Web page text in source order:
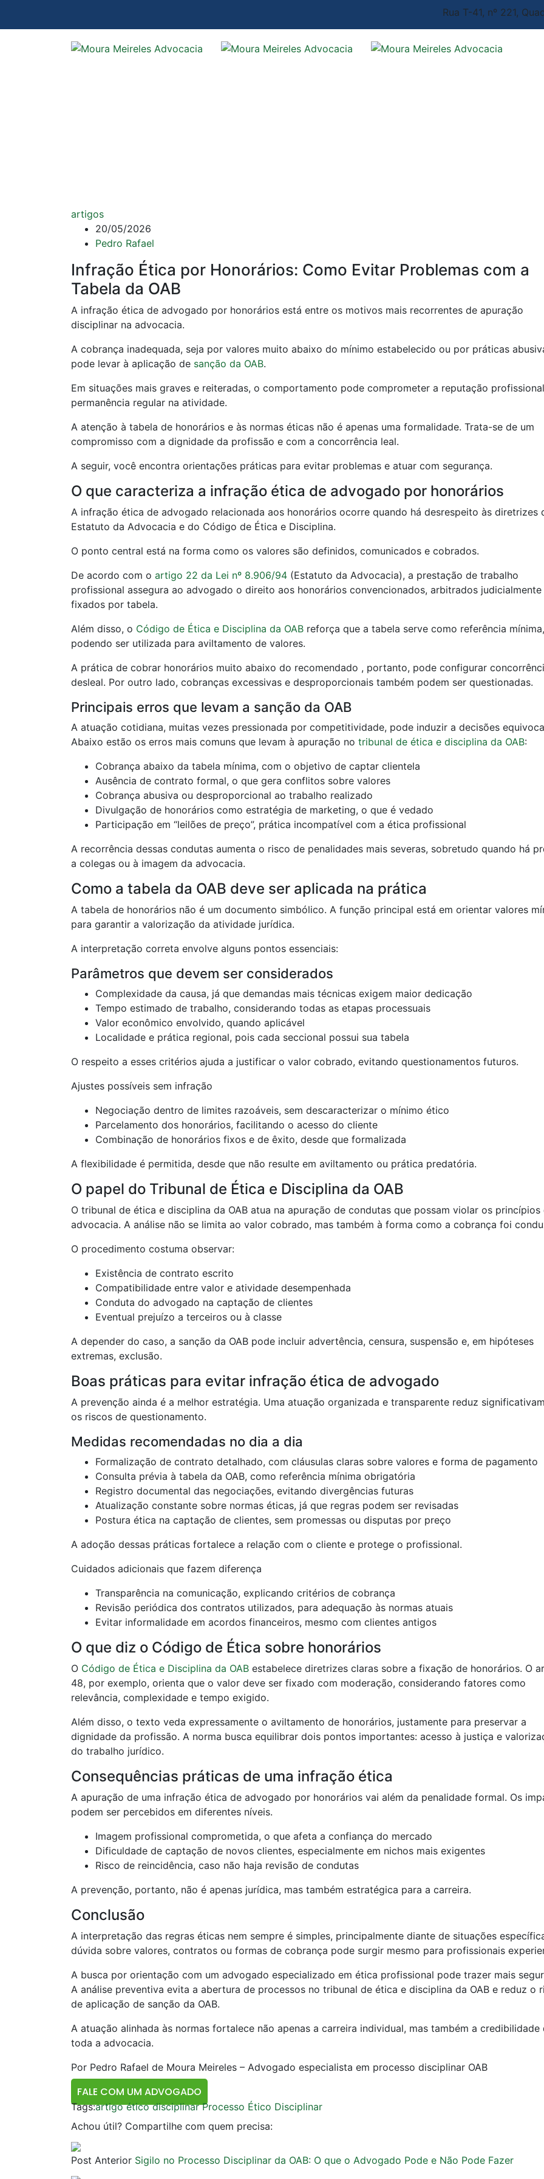
Rua T-41, nº 221,
artigos
20/05/2026
Pedro Rafael
Infração Ética por Honorários: Como Evitar Problemas com a
Tabela da OAB
A infração ética de advogado por honorários está entre os motivos mais recorrentes de apuração
disciplinar na advocacia.
A cobrança inadequada, seja por valores muito abaixo do mínimo estabelecido ou por práticas
pode levar à aplicação de sanção da OAB.
Em situações mais graves e reiteradas, o comportamento pode comprometer a reputação
permanência regular na atividade.
A atenção à tabela de honorários e às normas éticas não é apenas uma formalidade. Trata-se de um
compromisso com a dignidade da profissão e com a concorrência leal.
A seguir, você encontra orientações práticas para evitar problemas e atuar com segurança.
O que caracteriza a infração ética de advogado por honorários
A infração ética de advogado relacionada aos honorários ocorre quando há desrespeito às diretrizes
Estatuto da Advocacia e do Código de Ética e Disciplina.
O ponto central está na forma como os valores são definidos, comunicados e cobrados.
De acordo com o artigo 22 da Lei nº 8.906/94 (Estatuto da Advocacia), a prestação de trabalho
profissional assegura ao advogado o direito aos honorários convencionados, arbitrados judicialmente
fixados por tabela.
Além disso, o Código de Ética e Disciplina da OAB reforça que a tabela serve como referência
podendo ser utilizada para aviltamento de valores.
A prática de cobrar honorários muito abaixo do recomendado , portanto, pode configurar
desleal. Por outro lado, cobranças excessivas e desproporcionais também podem ser questionadas.
Principais erros que levam a sanção da OAB
A atuação cotidiana, muitas vezes pressionada por competitividade, pode induzir a decisões
Abaixo estão os erros mais comuns que levam à apuração no tribunal de ética e disciplina da OAB:
Cobrança abaixo da tabela mínima, com o objetivo de captar clientela
Ausência de contrato formal, o que gera conflitos sobre valores
Cobrança abusiva ou desproporcional ao trabalho realizado
Divulgação de honorários como estratégia de marketing, o que é vedado
Participação em “leilões de preço”, prática incompatível com a ética profissional
A recorrência dessas condutas aumenta o risco de penalidades mais severas, sobretudo quando há
a colegas ou à imagem da advocacia.
Como a tabela da OAB deve ser aplicada na prática
A tabela de honorários não é um documento simbólico. A função principal está em orientar valores
para garantir a valorização da atividade jurídica.
A interpretação correta envolve alguns pontos essenciais:
Parâmetros que devem ser considerados
Complexidade da causa, já que demandas mais técnicas exigem maior dedicação
Tempo estimado de trabalho, considerando todas as etapas processuais
Valor econômico envolvido, quando aplicável
Localidade e prática regional, pois cada seccional possui sua tabela
O respeito a esses critérios ajuda a justificar o valor cobrado, evitando questionamentos futuros.
Ajustes possíveis sem infração
Negociação dentro de limites razoáveis, sem descaracterizar o mínimo ético
Parcelamento dos honorários, facilitando o acesso do cliente
Combinação de honorários fixos e de êxito, desde que formalizada
A flexibilidade é permitida, desde que não resulte em aviltamento ou prática predatória.
O papel do Tribunal de Ética e Disciplina da OAB
O tribunal de ética e disciplina da OAB atua na apuração de condutas que possam violar os princípios
advocacia. A análise não se limita ao valor cobrado, mas também à forma como a cobrança foi
O procedimento costuma observar:
Existência de contrato escrito
Compatibilidade entre valor e atividade desempenhada
Conduta do advogado na captação de clientes
Eventual prejuízo a terceiros ou à classe
A depender do caso, a sanção da OAB pode incluir advertência, censura, suspensão e, em hipóteses
extremas, exclusão.
Boas práticas para evitar infração ética de advogado
A prevenção ainda é a melhor estratégia. Uma atuação organizada e transparente reduz
os riscos de questionamento.
Medidas recomendadas no dia a dia
Formalização de contrato detalhado, com cláusulas claras sobre valores e forma de pagamento
Consulta prévia à tabela da OAB, como referência mínima obrigatória
Registro documental das negociações, evitando divergências futuras
Atualização constante sobre normas éticas, já que regras podem ser revisadas
Postura ética na captação de clientes, sem promessas ou disputas por preço
A adoção dessas práticas fortalece a relação com o cliente e protege o profissional.
Cuidados adicionais que fazem diferença
Transparência na comunicação, explicando critérios de cobrança
Revisão periódica dos contratos utilizados, para adequação às normas atuais
Evitar informalidade em acordos financeiros, mesmo com clientes antigos
O que diz o Código de Ética sobre honorários
O Código de Ética e Disciplina da OAB estabelece diretrizes claras sobre a fixação de honorários. O
48, por exemplo, orienta que o valor deve ser fixado com moderação, considerando fatores como
relevância, complexidade e tempo exigido.
Além disso, o texto veda expressamente o aviltamento de honorários, justamente para preservar a
dignidade da profissão. A norma busca equilibrar dois pontos importantes: acesso à justiça e
do trabalho jurídico.
Consequências práticas de uma infração ética
A apuração de uma infração ética de advogado por honorários vai além da penalidade formal. Os
podem ser percebidos em diferentes níveis.
Imagem profissional comprometida, o que afeta a confiança do mercado
Dificuldade de captação de novos clientes, especialmente em nichos mais exigentes
Risco de reincidência, caso não haja revisão de condutas
A prevenção, portanto, não é apenas jurídica, mas também estratégica para a carreira.
Conclusão
A interpretação das regras éticas nem sempre é simples, principalmente diante de situações
dúvida sobre valores, contratos ou formas de cobrança pode surgir mesmo para profissionais
A busca por orientação com um advogado especializado em ética profissional pode trazer mais
A análise preventiva evita a abertura de processos no tribunal de ética e disciplina da OAB e reduz o
de aplicação de sanção da OAB.
A atuação alinhada às normas fortalece não apenas a carreira individual, mas também a credibilidade
toda a advocacia.
Por Pedro Rafael de Moura Meireles – Advogado especialista em processo disciplinar OAB
FALE COM UM ADVOGADO
Tags:artigo ético disciplinar Processo Ético Disciplinar
Achou útil? Compartilhe com quem precisa:
Post Anterior Sigilo no Processo Disciplinar da OAB: O que o Advogado Pode e Não Pode Fazer